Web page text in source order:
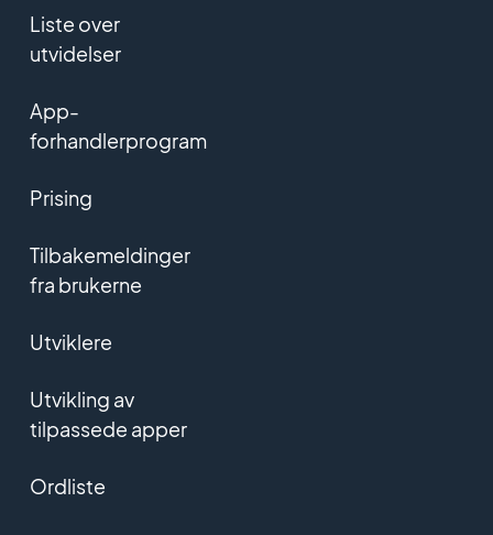
Liste over
utvidelser
App-
forhandlerprogram
Prising
Tilbakemeldinger
fra brukerne
Utviklere
Utvikling av
tilpassede apper
Ordliste